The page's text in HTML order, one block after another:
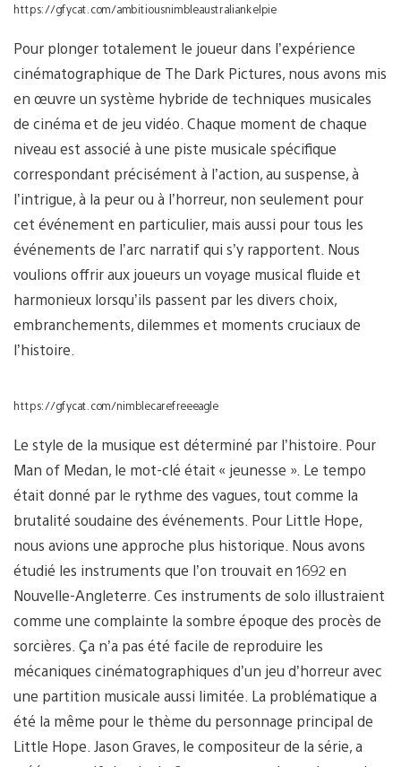
https://gfycat.com/ambitiousnimbleaustraliankelpie
Pour plonger totalement le joueur dans l’expérience
cinématographique de The Dark Pictures, nous avons mis
en œuvre un système hybride de techniques musicales
de cinéma et de jeu vidéo. Chaque moment de chaque
niveau est associé à une piste musicale spécifique
correspondant précisément à l’action, au suspense, à
l’intrigue, à la peur ou à l’horreur, non seulement pour
cet événement en particulier, mais aussi pour tous les
événements de l’arc narratif qui s’y rapportent. Nous
voulions offrir aux joueurs un voyage musical fluide et
harmonieux lorsqu’ils passent par les divers choix,
embranchements, dilemmes et moments cruciaux de
l’histoire.
https://gfycat.com/nimblecarefreeeagle
Le style de la musique est déterminé par l’histoire. Pour
Man of Medan, le mot-clé était « jeunesse ». Le tempo
était donné par le rythme des vagues, tout comme la
brutalité soudaine des événements. Pour Little Hope,
nous avions une approche plus historique. Nous avons
étudié les instruments que l’on trouvait en 1692 en
Nouvelle-Angleterre. Ces instruments de solo illustraient
comme une complainte la sombre époque des procès de
sorcières. Ça n’a pas été facile de reproduire les
mécaniques cinématographiques d’un jeu d’horreur avec
une partition musicale aussi limitée. La problématique a
été la même pour le thème du personnage principal de
Little Hope. Jason Graves, le compositeur de la série, a